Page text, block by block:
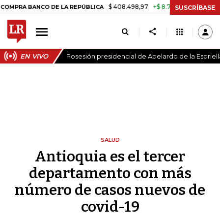
DE LA REPÚBLICA $ 408.498,97 +$ 8.753,81 +2,19% TASA
SUSCRÍBASE
EN VIVO Posesión presidencial de Abelardo de la
SALUD
Antioquia es el tercer
departamento con más
número de casos nuevos de
covid-19